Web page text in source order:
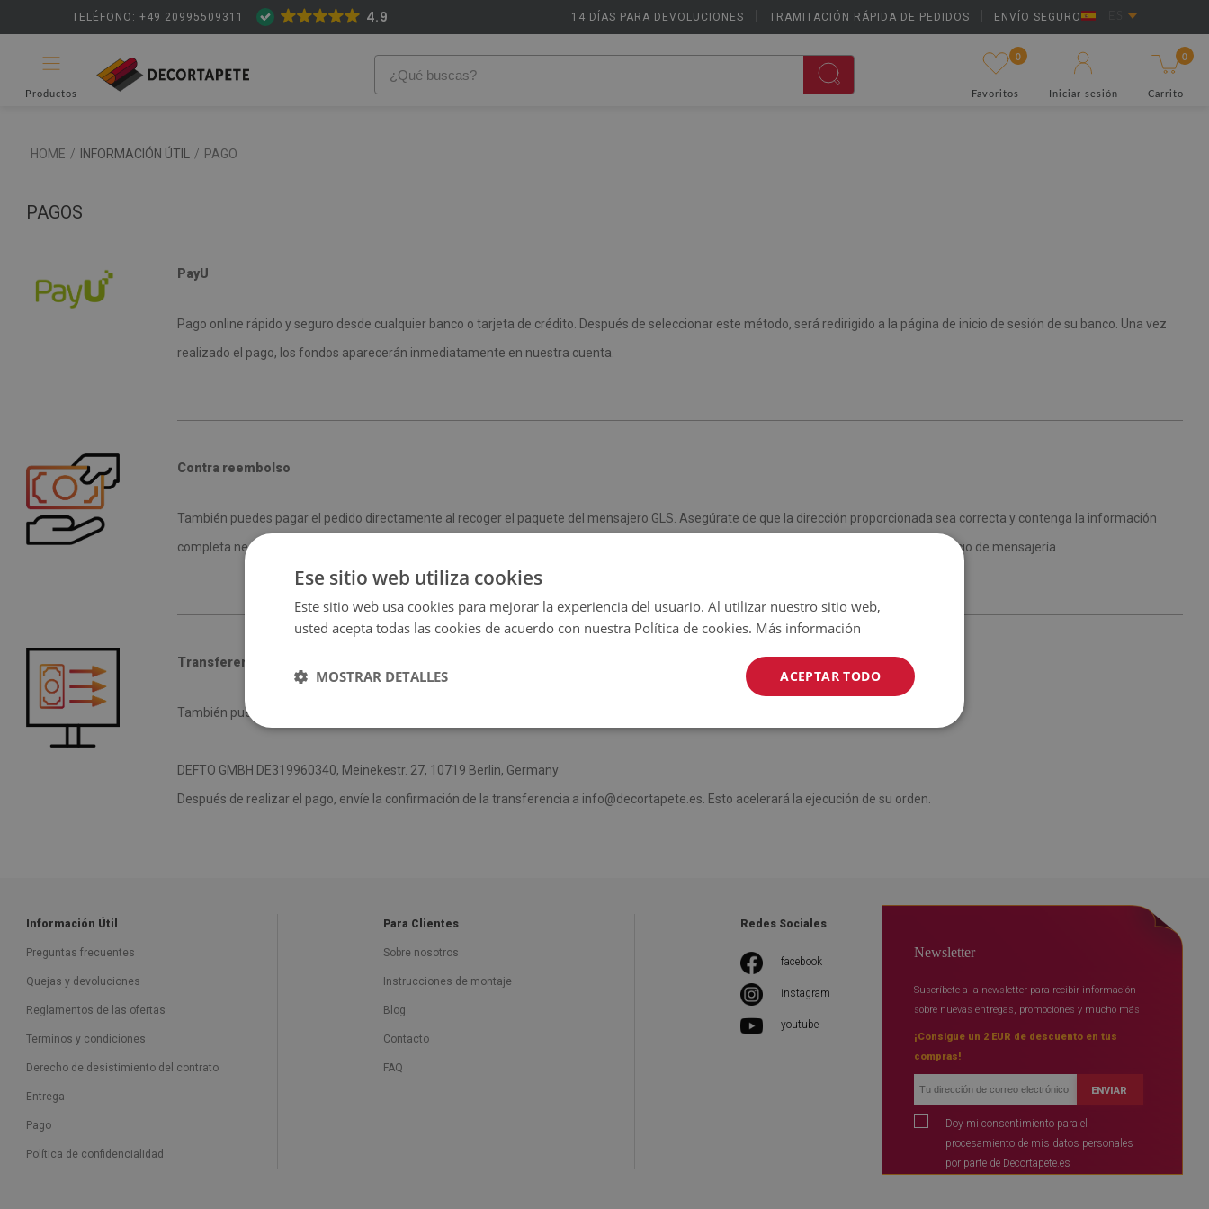
TELÉFONO: +49 20995509311 14 DÍAS PARA DEVOLUCIONES TRAMITACIÓN RÁPIDA DE PEDIDOS ENVÍO SEGURO
4.9
Productos
0
Favoritos Iniciar sesión
0
Carrito
HOME / INFORMACIÓN ÚTIL / PAGO
PAGOS
PayU
Pago online rápido y seguro desde cualquier banco o tarjeta de crédito. Después de seleccionar este método, será redirigido a la página de inicio de sesión de su banco. Una vez
realizado el pago, los fondos aparecerán inmediatamente en nuestra cuenta.
Contra reembolso
También puedes pagar el pedido directamente al recoger el paquete del mensajero GLS. Asegúrate de que la dirección proporcionada sea correcta y contenga la información
completa necesaria para entregarte el paquete. También presta atención a la exactitud del número de teléfono proporcionado por el servicio de mensajería.
Transferencia tradicional
También puedes realizar pagos mediante transferencia bancaria tradicional.
DEFTO GMBH DE319960340, Meinekestr. 27, 10719 Berlin, Germany
Después de realizar el pago, envíe la confirmación de la transferencia a info@decortapete.es . Esto acelerará la ejecución de su orden.
Información Útil
Preguntas frecuentes
Quejas y devoluciones
Reglamentos de las ofertas
Terminos y condiciones
Derecho de desistimiento del contrato
Entrega
Pago
Política de confidencialidad
Para Clientes
Sobre nosotros
Instrucciones de montaje
Blog
Contacto
FAQ
Redes Sociales
facebook
instagram
youtube
Newsletter
Suscríbete a la newsletter para recibir información
sobre nuevas entregas, promociones y mucho más
¡Consigue un 2 EUR de descuento en tus
compras!
ENVIAR
Doy mi consentimiento para el
procesamiento de mis datos personales
por parte de Decortapete.es
Ese sitio web utiliza cookies
Este sitio web usa cookies para mejorar la experiencia del usuario. Al utilizar nuestro sitio web,
usted acepta todas las cookies de acuerdo con nuestra Política de cookies. Más información
ACEPTAR TODO
MOSTRAR DETALLES